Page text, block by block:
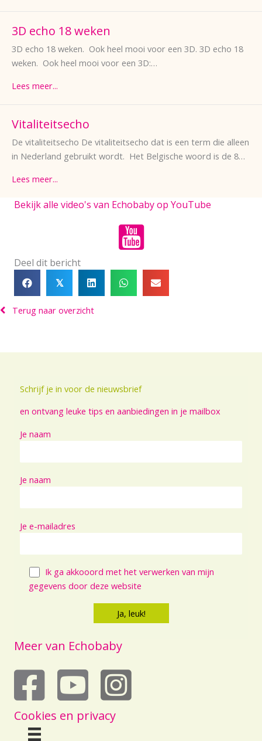
3D echo 18 weken
3D echo 18 weken. Ook heel mooi voor een 3D. 3D echo 18
weken. Ook heel mooi voor een 3D:…
Lees meer...
Vitaliteitsecho
De vitaliteitsecho De vitaliteitsecho dat is een term die alleen
in Nederland gebruikt wordt. Het Belgische woord is de 8…
Lees meer...
Bekijk alle video's van Echobaby op YouTube
Deel dit bericht
𝕏
Terug naar overzicht
Schrijf je in voor de nieuwsbrief
en ontvang leuke tips en aanbiedingen in je mailbox
Je naam
Je naam
Je e-mailadres
Ik ga akkooord met het verwerken van mijn
gegevens door deze website
Meer van Echobaby
echobaby op youtube
Cookies en privacy